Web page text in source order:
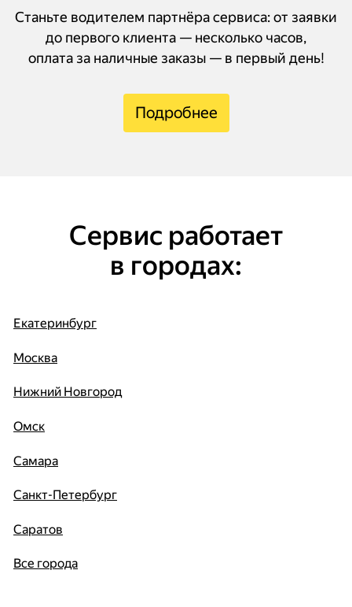
Станьте водителем партнёра сервиса: от заявки
до первого клиента — несколько часов,
оплата за наличные заказы — в первый день!
Подробнее
Сервис работает
в городах:
Екатеринбург
Москва
Нижний Новгород
Омск
Самара
Санкт-Петербург
Саратов
Все города